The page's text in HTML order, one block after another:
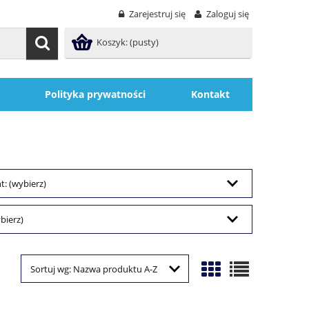
Zarejestruj się Zaloguj się
Koszyk:(pusty)
Polityka prywatności Kontakt
(wybierz)
Sortuj wg: Nazwa produktu A-Z